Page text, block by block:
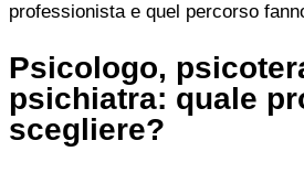
professionista e quel percorso
Psicologo,
psichiatra: quale
scegliere?